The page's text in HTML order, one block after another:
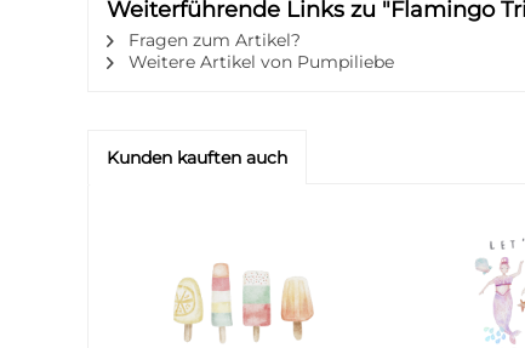
Weiterführende Links zu "Flamingo
Fragen zum Artikel?
Weitere Artikel von Pumpiliebe
Kunden kauften auch